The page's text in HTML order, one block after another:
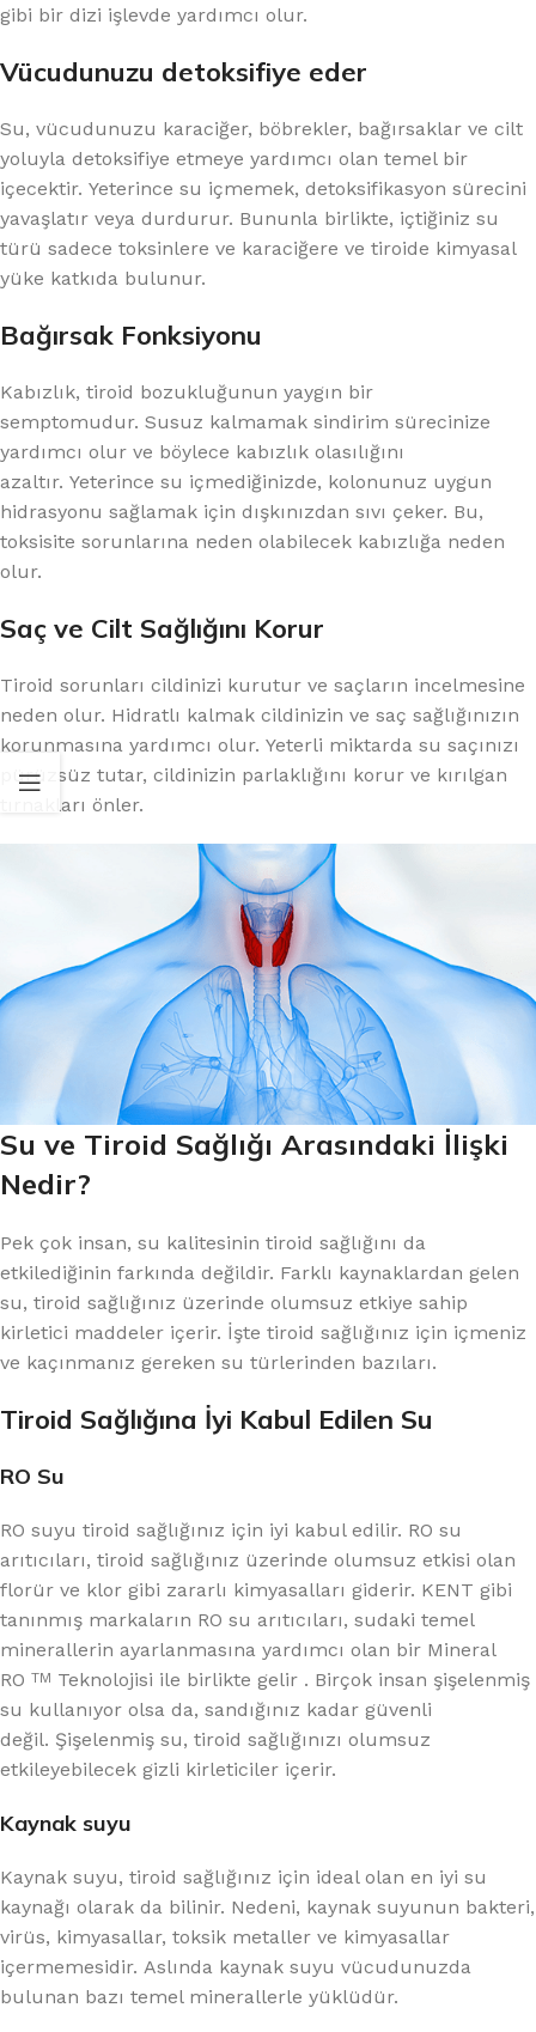
gibi bir dizi işlevde yardımcı olur.
Vücudunuzu detoksifiye eder
Su, vücudunuzu karaciğer, böbrekler, bağırsaklar ve cilt
yoluyla detoksifiye etmeye yardımcı olan temel bir
içecektir. Yeterince su içmemek, detoksifikasyon sürecini
yavaşlatır veya durdurur. Bununla birlikte, içtiğiniz su
türü sadece toksinlere ve karaciğere ve tiroide kimyasal
yüke katkıda bulunur.
Bağırsak Fonksiyonu
Kabızlık, tiroid bozukluğunun yaygın bir
semptomudur. Susuz kalmamak sindirim sürecinize
yardımcı olur ve böylece kabızlık olasılığını
azaltır. Yeterince su içmediğinizde, kolonunuz uygun
hidrasyonu sağlamak için dışkınızdan sıvı çeker. Bu,
toksisite sorunlarına neden olabilecek kabızlığa neden
olur.
Saç ve Cilt Sağlığını Korur
Tiroid sorunları cildinizi kurutur ve saçların incelmesine
neden olur. Hidratlı kalmak cildinizin ve saç sağlığınızın
korunmasına yardımcı olur. Yeterli miktarda su saçınızı
pürüzsüz tutar, cildinizin parlaklığını korur ve kırılgan
tırnakları önler.
Su ve Tiroid Sağlığı Arasındaki İlişki
Nedir?
Pek çok insan, su kalitesinin tiroid sağlığını da
etkilediğinin farkında değildir. Farklı kaynaklardan gelen
su, tiroid sağlığınız üzerinde olumsuz etkiye sahip
kirletici maddeler içerir. İşte tiroid sağlığınız için içmeniz
ve kaçınmanız gereken su türlerinden bazıları.
Tiroid Sağlığına İyi Kabul Edilen Su
RO Su
RO suyu tiroid sağlığınız için iyi kabul edilir. RO su
arıtıcıları, tiroid sağlığınız üzerinde olumsuz etkisi olan
florür ve klor gibi zararlı kimyasalları giderir. KENT gibi
tanınmış markaların RO su arıtıcıları, sudaki temel
minerallerin ayarlanmasına yardımcı olan bir Mineral
RO TM Teknolojisi ile birlikte gelir . Birçok insan şişelenmiş
su kullanıyor olsa da, sandığınız kadar güvenli
değil. Şişelenmiş su, tiroid sağlığınızı olumsuz
etkileyebilecek gizli kirleticiler içerir.
Kaynak suyu
Kaynak suyu, tiroid sağlığınız için ideal olan en iyi su
kaynağı olarak da bilinir. Nedeni, kaynak suyunun bakteri,
virüs, kimyasallar, toksik metaller ve kimyasallar
içermemesidir. Aslında kaynak suyu vücudunuzda
bulunan bazı temel minerallerle yüklüdür.